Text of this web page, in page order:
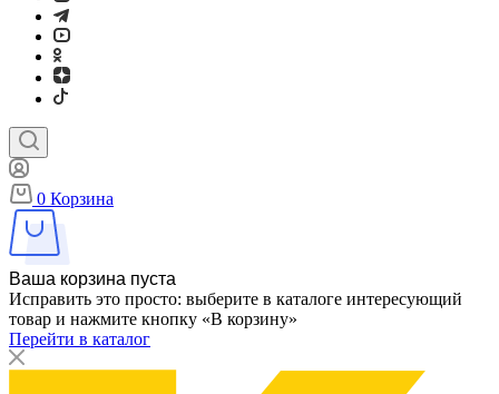
0 Корзина
Ваша корзина пуста
Исправить это просто: выберите в каталоге интересующий
товар и нажмите кнопку «В корзину»
Перейти в каталог